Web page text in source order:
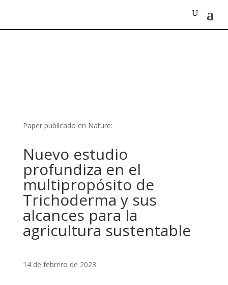
Paper publicado en Nature:
Nuevo estudio
profundiza en el
multipropósito de
Trichoderma y sus
alcances para la
agricultura sustentable
14 de febrero de 2023